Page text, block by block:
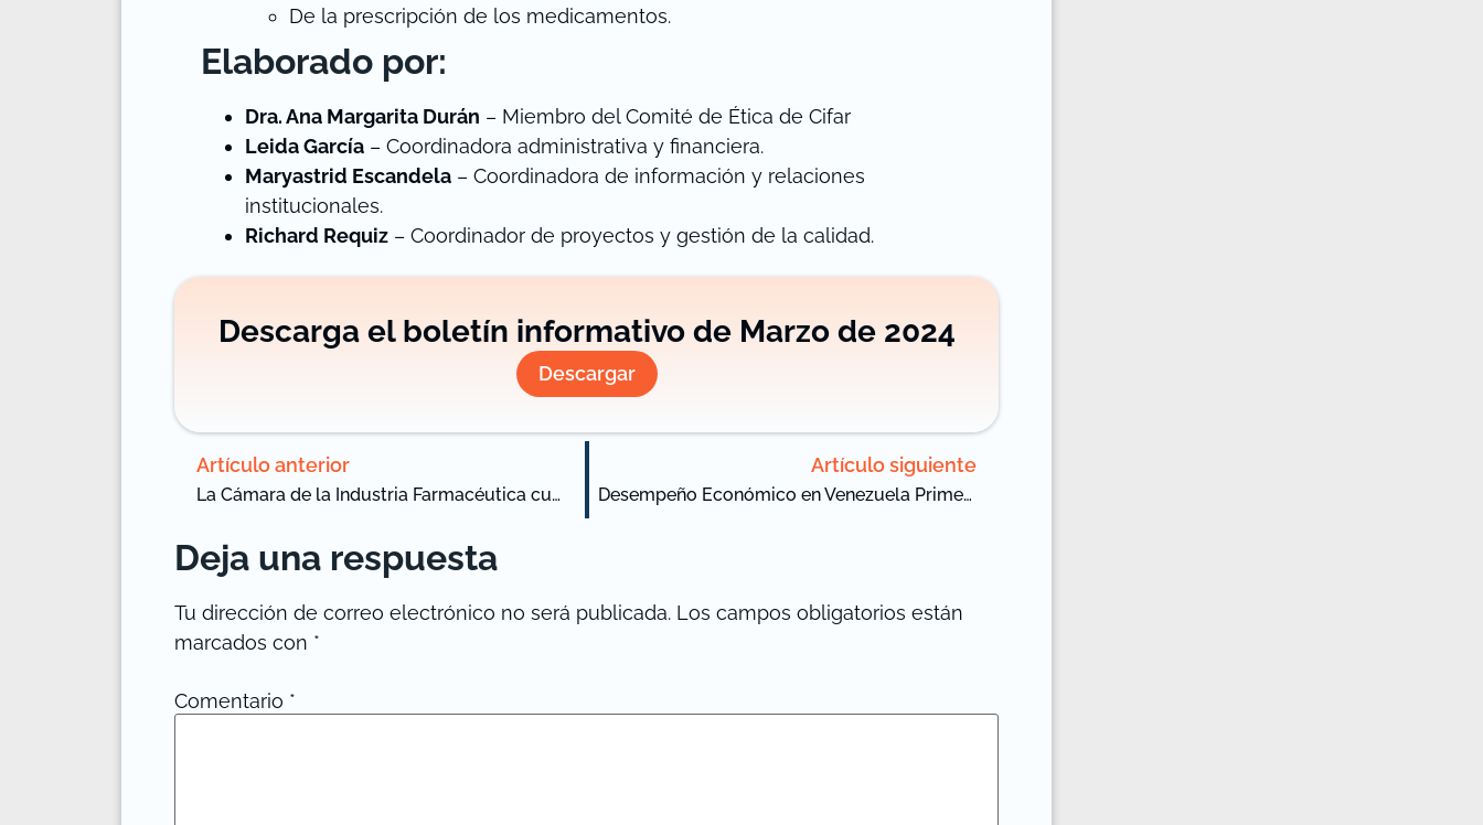
De la prescripción de los medicamentos.
Elaborado por:
Dra. Ana Margarita Durán – Miembro del Comité de Ética de Cifar
Leida García – Coordinadora administrativa y financiera.
Maryastrid Escandela – Coordinadora de información y relaciones
institucionales.
Richard Requiz – Coordinador de proyectos y gestión de la calidad.
Descarga el boletín informativo de Marzo de 2024
Descargar
Artículo anterior
La Cámara de la Industria Farmacéutica cumple un año más
Artículo siguiente
Desempeño Económico en Venezuela Primer Trimestre 2024
Deja una respuesta
Tu dirección de correo electrónico no será publicada. Los campos obligatorios están
marcados con *
Comentario *